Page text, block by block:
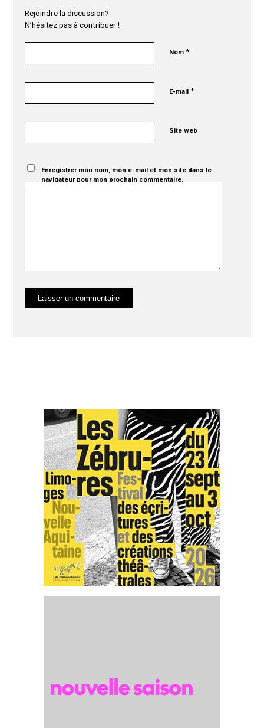
Rejoindre la discussion?
N’hésitez pas à contribuer !
Nom*
E-mail*
Site web
Enregistrer mon nom, mon e-mail et mon site dans le
navigateur pour mon prochain commentaire.